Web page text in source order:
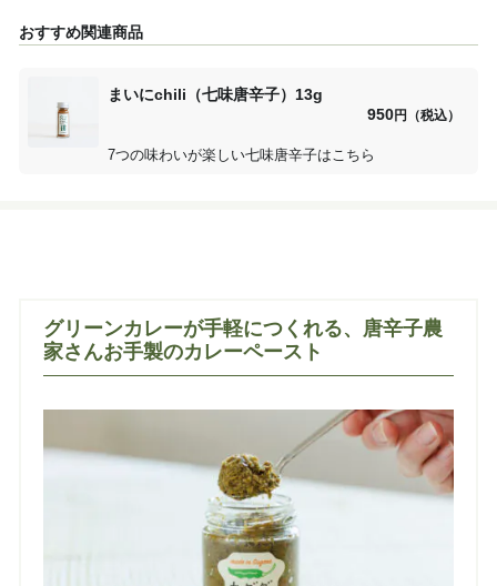
おすすめ関連商品
まいにchili（七味唐辛子）13g
950円（税込）
7つの味わいが楽しい七味唐辛子はこちら
グリーンカレーが手軽につくれる、唐辛子農
家さんお手製のカレーペースト